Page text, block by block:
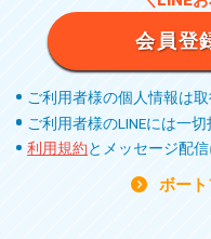
会員登
ご利用者様の個人情報は取
ご利用者様のLINEには一切
利用規約とメッセージ配
ボート